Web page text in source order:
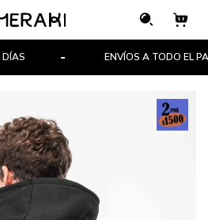
ENVÍOS A TODO EL PAÍS